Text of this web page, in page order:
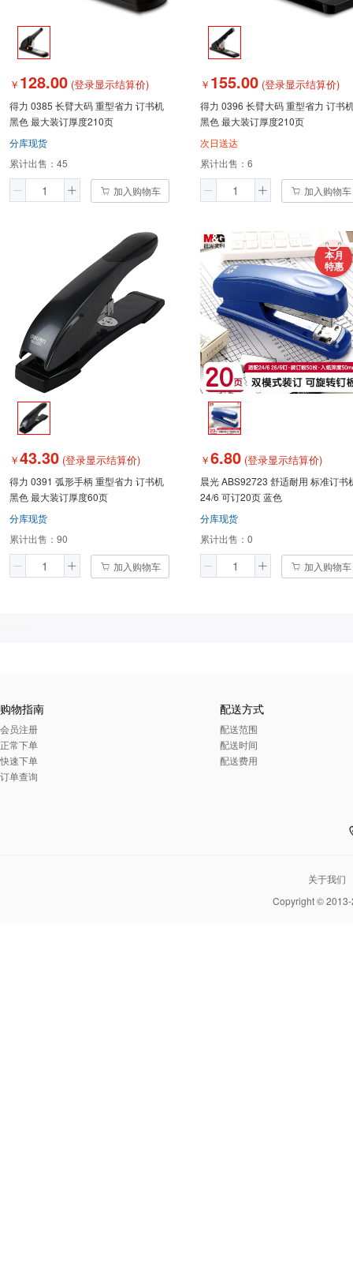
￥ 128.00 (登录显示结算价)
得力 0385 长臂大码 重型省力 订书机
黑色 最大装订厚度210页
分库现货
累计出售： 45
加入购物车
￥ 155.00 (登录显示结算价)
得力 0396 长臂大码 重型省力 订书
黑色 最大装订厚度210页
次日送达
累计出售： 6
加入购物车
￥43.30 (登录显示结算价)
得力 0391 弧形手柄 重型省力 订书机
黑色 最大装订厚度60页
分库现货
累计出售： 90
加入购物车
本月
特惠
￥6.80 (登录显示结算价)
晨光 ABS92723 舒适耐用 标准订书
24/6 可订20页 蓝色
分库现货
累计出售： 0
加入购物车
购物指南
会员注册
正常下单
快速下单
订单查询
配送方式
配送范围
配送时间
配送费用
关于我们
Copyright ©